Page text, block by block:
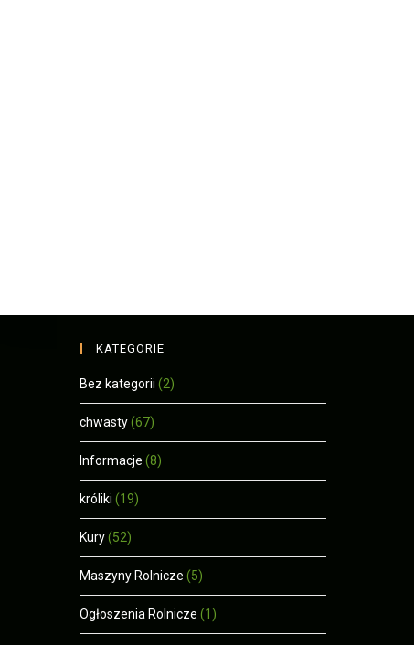
KATEGORIE
Bez kategorii (2)
chwasty(67)
Informacje (8)
króliki (19)
Kury(52)
Maszyny Rolnicze (5)
Ogłoszenia Rolnicze (1)